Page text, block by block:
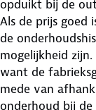
opduikt bij de
Als de prijs goed
de
mogelijkheid
want de
mede van
onderhoud bij